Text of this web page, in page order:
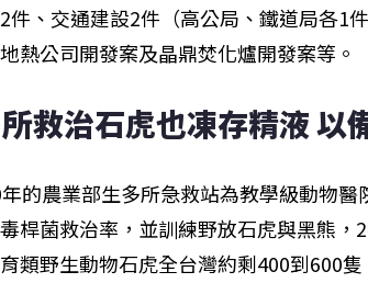
件、交通建設2件（高公局、鐵道局各1
熱公司開發案及晶鼎焚化爐開發案等。
救治石虎也凍存精液 以
的農業部生多所急救站為教學級動物
桿菌救治率，並訓練野放石虎與黑熊，
類野生動物石虎全台灣約剩400到600